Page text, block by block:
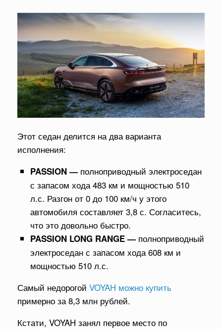
Этот седан делится на два варианта
исполнения:
PASSION —полноприводный электроседан
с запасом хода 483 км и мощностью 510
л.с. Разгон от 0 до 100 км/ч у этого
автомобиля составляет 3,8 с. Согласитесь,
что это довольно быстро.
PASSION LONG RANGE —полноприводный
электроседан с запасом хода 608 км и
мощностью 510 л.с.
Самый недорогой VOYAH можно купить
примерно за 8,3 млн рублей.
Кстати, VOYAH занял первое место по